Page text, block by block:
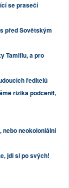
se prasečí
před Sovětským
Tamiflu, a pro
ředitelů
rizika podcenit,
nebo neokoloniální
jdi si po svých!